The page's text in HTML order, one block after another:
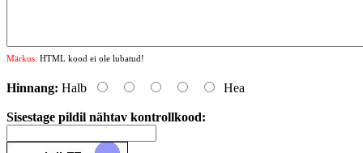
Märkus: HTML kood ei ole lubatud!
Hinnang: Halb Hea
Sisestage pildil nähtav kontrollkood: